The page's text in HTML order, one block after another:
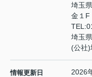
埼玉
金１F
TEL:
埼玉
(公社
情報更新日 2026